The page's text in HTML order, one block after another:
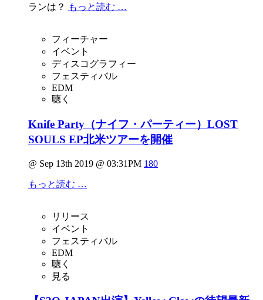
ランは？
もっと読む …
フィーチャー
イベント
ディスコグラフィー
フェスティバル
EDM
聴く
Knife Party（ナイフ・パーティー）LOST
SOULS EP北米ツアーを開催
@ Sep 13th 2019 @ 03:31PM 180
もっと読む …
リリース
イベント
フェスティバル
EDM
聴く
見る